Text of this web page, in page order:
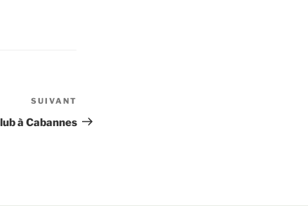
suivant
SUIVANT
à Cabannes